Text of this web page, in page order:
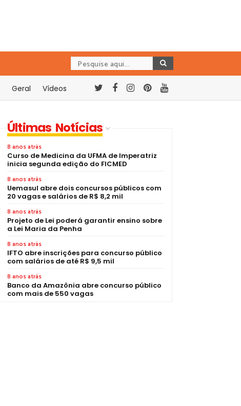
Geral Vídeos
Últimas Notícias
8 anos atrás
Curso de Medicina da UFMA de Imperatriz
inicia segunda edição do FICMED
8 anos atrás
Uemasul abre dois concursos públicos com
20 vagas e salários de R$ 8,2 mil
8 anos atrás
Projeto de Lei poderá garantir ensino sobre
a Lei Maria da Penha
8 anos atrás
IFTO abre inscrições para concurso público
com salários de até R$ 9,5 mil
8 anos atrás
Banco da Amazônia abre concurso público
com mais de 550 vagas